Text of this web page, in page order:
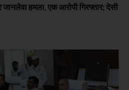
हमला, एक आरोपी गिरफ्तार; देसी